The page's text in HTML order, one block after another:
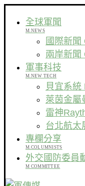
全球軍聞
M.NEWS
國際新聞
兩岸新聞
軍事科技
M.NEW TECH
貝宜系統
萊茵金屬
雷神
台北航太
專欄分享
M.COLUMNISTS
外交國防委員
M COMMITTEE